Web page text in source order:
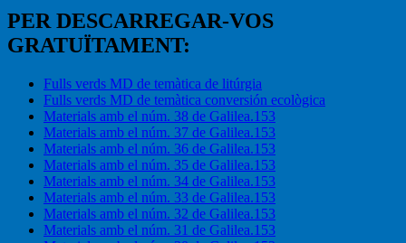
PER DESCARREGAR-VOS
GRATUÏTAMENT:
Fulls verds MD de temàtica de litúrgia
Fulls verds MD de temàtica conversión ecològica
Materials amb el núm. 38 de Galilea.153
Materials amb el núm. 37 de Galilea.153
Materials amb el núm. 36 de Galilea.153
Materials amb el núm. 35 de Galilea.153
Materials amb el núm. 34 de Galilea.153
Materials amb el núm. 33 de Galilea.153
Materials amb el núm. 32 de Galilea.153
Materials amb el núm. 31 de Galilea.153